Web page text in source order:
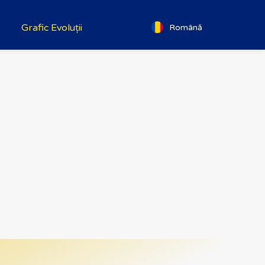
Grafic Evoluții Română